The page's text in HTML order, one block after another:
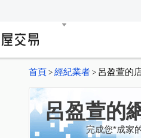
首頁 > 經紀業者 > 呂盈萱的
呂盈萱的
完成您*成家